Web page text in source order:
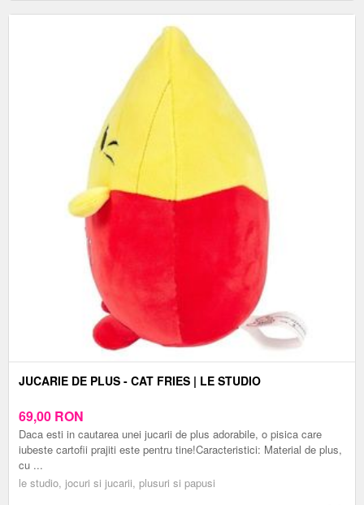
JUCARIE DE PLUS - CAT FRIES | LE STUDIO
69,00 RON
Daca esti in cautarea unei jucarii de plus adorabile, o pisica care
iubeste cartofii prajiti este pentru tine!Caracteristici: Material de plus,
cu ...
le studio, jocuri si jucarii, plusuri si papusi